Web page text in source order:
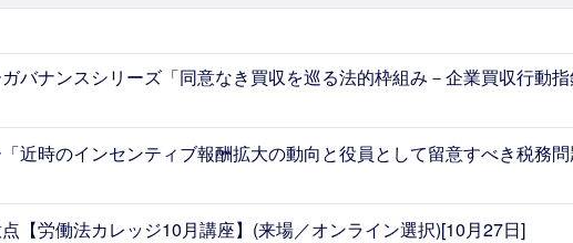
バナンスシリーズ「同意なき買収を巡る法的枠組み－企業買収行動
近時のインセンティブ報酬拡大の動向と役員として留意すべき税務
【労働法カレッジ10月講座】(来場／オンライン選択)[10月27日]